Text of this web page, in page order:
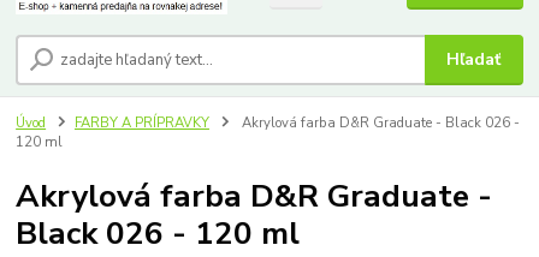
Hľadať
Úvod FARBY A PRÍPRAVKY
Akrylová farba D&R Graduate - Black 026 -
120 ml
Akrylová farba D&R Graduate -
Black 026 - 120 ml